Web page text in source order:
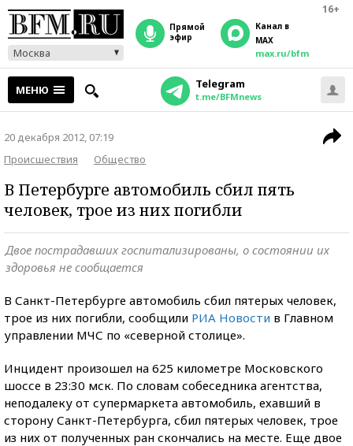
16+
Москва
прямой
эфир
Канал в
MAX
max.ru/bfm
МЕНЮ Telegram
t.me/BFMnews
20 декабря 2012, 07:19
Происшествия
Общество
В Петербурге автомобиль сбил пять
человек, трое из них погибли
Двое пострадавших госпитализированы, о состоянии их
здоровья не сообщается
В Санкт-Петербурге автомобиль сбил пятерых человек,
трое из них погибли, сообщили РИА Новости в Главном
управлении МЧС по «северной столице».
Инцидент произошел на 625 километре Московского
шоссе в 23:30 мск. По словам собеседника агентства,
неподалеку от супермаркета автомобиль, ехавший в
сторону Санкт-Петербурга, сбил пятерых человек, трое
из них от полученных ран скончались на месте. Еще двое